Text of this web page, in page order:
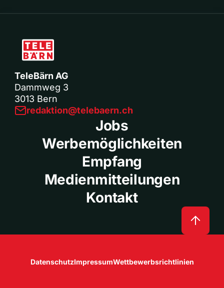
TeleBärn AG
Dammweg 3
3013 Bern
redaktion@telebaern.ch
Jobs
Werbemöglichkeiten
Empfang
Medienmitteilungen
Kontakt
DatenschutzImpressumWettbewerbsrichtlinien